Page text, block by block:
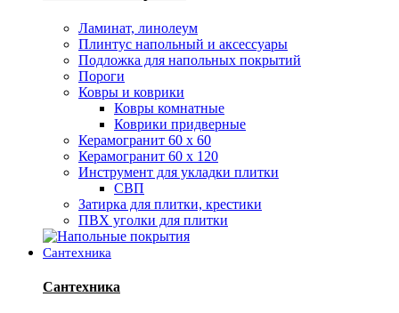
Ламинат, линолеум
Плинтус напольный и аксессуары
Подложка для напольных покрытий
Пороги
Ковры и коврики
Ковры комнатные
Коврики придверные
Керамогранит 60 х 60
Керамогранит 60 х 120
Инструмент для укладки плитки
СВП
Затирка для плитки, крестики
ПВХ уголки для плитки
Сантехника
Сантехника